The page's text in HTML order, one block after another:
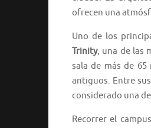
ofrecen una
Uno de los
Trinity, una de las
sala de más de 65
antiguos. Entre
considerado una
Recorrer el